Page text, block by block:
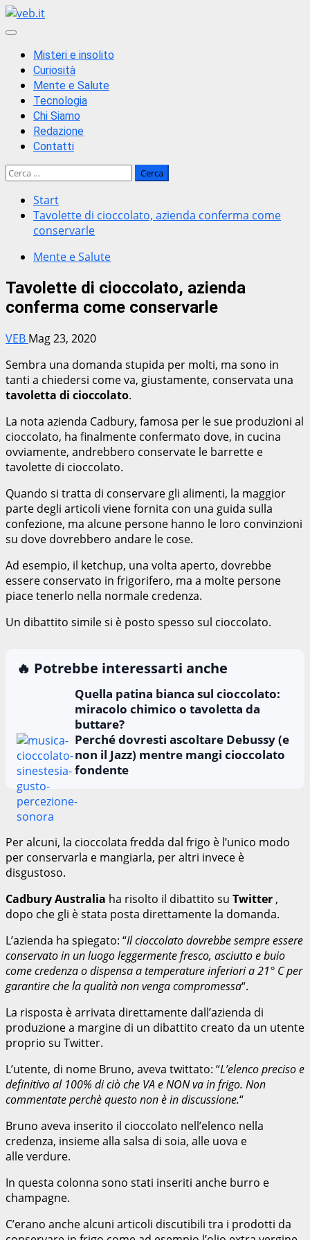
Zum
Inhalt
Primäres
MenüMisteri e insolito
Curiosità
Mente e Salute
Tecnologia
Chi Siamo
Redazione
Contatti
Ricerca
Start
Tavolette di cioccolato, azienda conferma come
conservarle
Mente e Salute
Tavolette di cioccolato, azienda
conferma come conservarle
VEB Mag 23, 2020
Sembra una domanda stupida per molti, ma sono in
tanti a chiedersi come va, giustamente, conservata una
tavoletta di cioccolato.
La nota azienda Cadbury, famosa per le sue produzioni al
cioccolato, ha finalmente confermato dove, in cucina
ovviamente, andrebbero conservate le barrette e
tavolette di cioccolato.
Quando si tratta di conservare gli alimenti, la maggior
parte degli articoli viene fornita con una guida sulla
confezione, ma alcune persone hanno le loro convinzioni
su dove dovrebbero andare le cose.
Ad esempio, il ketchup, una volta aperto, dovrebbe
essere conservato in frigorifero, ma a molte persone
piace tenerlo nella normale credenza.
Un dibattito simile si è posto spesso sul cioccolato.
🔥 Potrebbe interessarti anche
Quella patina bianca sul cioccolato:
miracolo chimico o tavoletta da
buttare?
Perché dovresti ascoltare Debussy (e
non il Jazz) mentre mangi cioccolato
fondente
Per alcuni, la cioccolata fredda dal frigo è l’unico modo
per conservarla e mangiarla, per altri invece è
disgustoso.
Cadbury Australia ha risolto il dibattito su Twitter ,
dopo che gli è stata posta direttamente la domanda.
L’azienda ha spiegato: “Il cioccolato dovrebbe sempre essere
conservato in un luogo leggermente fresco, asciutto e buio
come credenza o dispensa a temperature inferiori a 21° C per
garantire che la qualità non venga compromessa“.
La risposta è arrivata direttamente dall’azienda di
produzione a margine di un dibattito creato da un utente
proprio su Twitter.
L’utente, di nome Bruno, aveva twittato: “L’elenco preciso e
definitivo al 100% di ciò che VA e NON va in frigo. Non
commentate perchè questo non è in discussione.“
Bruno aveva inserito il cioccolato nell’elenco nella
credenza, insieme alla salsa di soia, alle uova e
alle verdure.
In questa colonna sono stati inseriti anche burro e
champagne.
C’erano anche alcuni articoli discutibili tra i prodotti da